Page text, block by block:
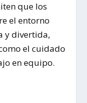
que los
el entorno
y divertida,
el cuidado
en equipo.